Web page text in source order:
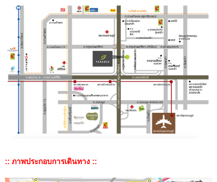
:: ภาพประกอบการเดินทาง ::